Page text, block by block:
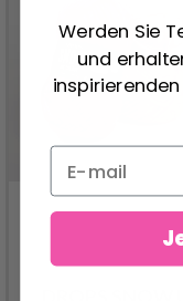
DROPS SNOW
Werden Sie
und